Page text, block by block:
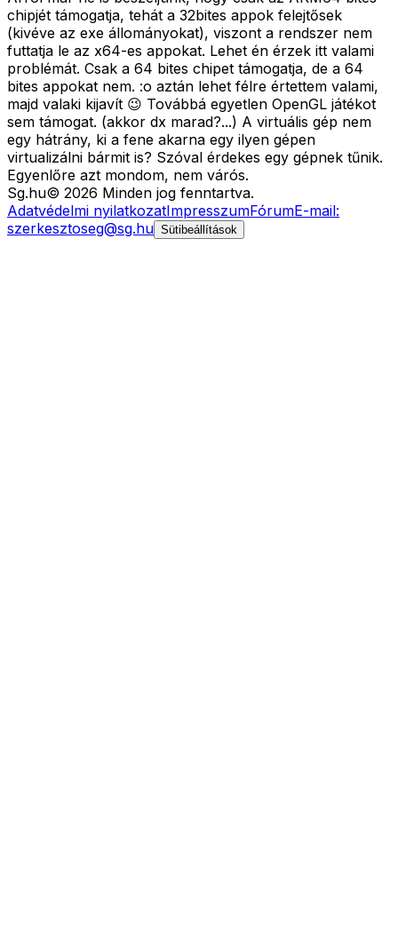
chipjét támogatja, tehát a 32bites appok felejtősek
(kivéve az exe állományokat), viszont a rendszer nem
futtatja le az x64-es appokat. Lehet én érzek itt valami
problémát. Csak a 64 bites chipet támogatja, de a 64
bites appokat nem. :o aztán lehet félre értettem valami,
majd valaki kijavít 😉 Továbbá egyetlen OpenGL játékot
sem támogat. (akkor dx marad?...) A virtuális gép nem
egy hátrány, ki a fene akarna egy ilyen gépen
virtualizálni bármit is? Szóval érdekes egy gépnek tűnik.
Egyenlőre azt mondom, nem várós.
Sg.hu© 2026 Minden jog fenntartva.
Adatvédelmi nyilatkozatImpresszumFórumE-mail:
szerkesztoseg@sg.hu Sütibeállítások